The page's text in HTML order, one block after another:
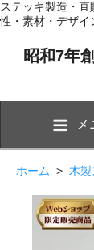
ステッキ製造・
性・素材・デザイ
昭和7年
メ
ホーム > 木